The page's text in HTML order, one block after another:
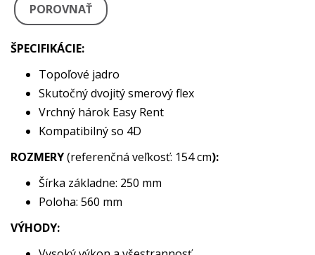
POROVNAŤ
ŠPECIFIKÁCIE:
Topoľové jadro
Skutočný dvojitý smerový flex
Vrchný hárok Easy Rent
Kompatibilný so 4D
ROZMERY(referenčná veľkosť: 154 cm):
Šírka základne: 250 mm
Poloha: 560 mm
VÝHODY: